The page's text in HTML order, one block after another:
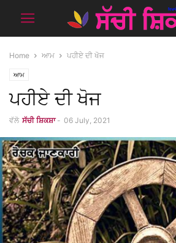
Home ਆਮ ਪਹੀਏ ਦੀ ਖੋਜ
ਆਮ
ਪਹੀਏ ਦੀ ਖੋਜ
ਵੱਲੋ ਸੱਚੀ ਸ਼ਿਕਸ਼ਾ - 06 July, 2021